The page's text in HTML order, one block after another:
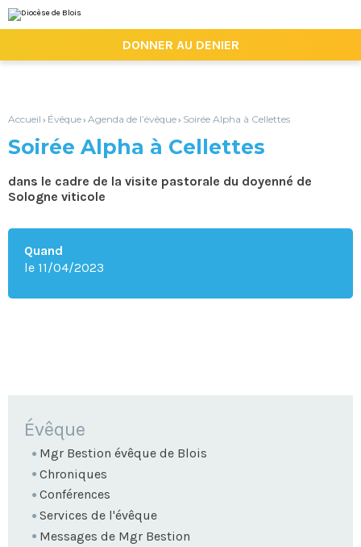
au
contenu.
la
personnels
DONNER AU DENIER
Accueil › Évêque› Agenda de l’évêque› Soirée Alpha à Cellettes
Soirée Alpha à Cellettes
dans le cadre de la visite pastorale du doyenné de
Sologne viticole
Quand
le 11/04/2023
NAVIGATION
Évêque
Mgr Bestion évêque de Blois
Chroniques
Conférences
Services de l'évêque
Messages de Mgr Bestion